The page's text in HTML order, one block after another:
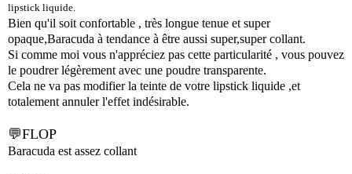
lipstick liquide.
Bien qu'il soit confortable , très longue tenue et super
opaque,Baracuda à tendance à être aussi super,super collant.
Si comme moi vous n'appréciez pas cette particularité , vous pouvez
le poudrer légèrement avec une poudre transparente.
Cela ne va pas modifier la teinte de votre lipstick liquide ,et
totalement annuler l'effet indésirable.
💬FLOP
Baracuda est assez collant